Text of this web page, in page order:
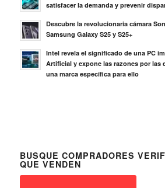
satisfacer la demanda y prevenir
Descubre la revolucionaria cámara
Samsung Galaxy S25 y S25+
Intel revela el significado de una PC
Artificial y expone las razones por las
una marca específica para ello
BUSQUE COMPRADORES
QUE VENDEN